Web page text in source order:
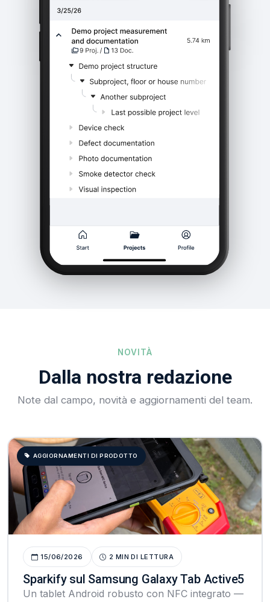
NOVITÀ
Dalla nostra redazione
Note dal campo, novità e aggiornamenti del team.
AGGIORNAMENTI DI PRODOTTO
15/06/2026 2 MIN DI LETTURA
Sparkify sul Samsung Galaxy Tab Active5
Un tablet Android robusto con NFC integrato —